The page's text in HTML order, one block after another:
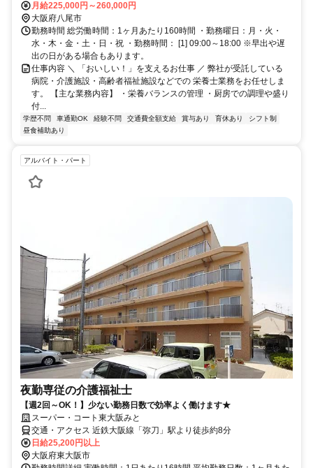
分
月給225,000円～260,000円
大阪府八尾市
勤務時間 総労働時間：1ヶ月あたり160時間 ・勤務曜日：月・火・
水・木・金・土・日・祝 ・勤務時間： [1] 09:00～18:00 ※早出や遅
出の日がある場合もあります。
仕事内容 ＼ 「おいしい！」を支えるお仕事 ／ 弊社が受託している
病院・介護施設・高齢者福祉施設などでの 栄養士業務をお任せしま
す。 【主な業務内容】 ・栄養バランスの管理 ・厨房での調理や盛り
付...
学歴不問 車通勤OK 経験不問 交通費全額支給 賞与あり 育休あり
シフト制
昼食補助あり
アルバイト・パート
夜勤専従の介護福祉士
【週2回～OK！】少ない勤務日数で効率よく働けます★
スーパー・コート東大阪みと
交通・アクセス 近鉄大阪線「弥刀」駅より徒歩約8分
日給25,200円以上
大阪府東大阪市